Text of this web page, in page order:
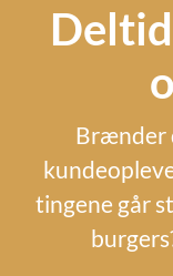
Brænder
tingene går